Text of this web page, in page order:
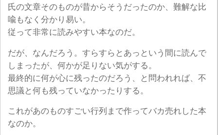
氏の文章そのものが昔からそうだったのか、難解な比
喩もなく分かり易い。
従って非常に読みやすい本なのだ。
だが、なんだろう。すらすらとあっという間に読んで
しまったが、何かが足りない気がする。
最終的に何が心に残ったのだろう、と問われれば、不
思議と何も残っていなかったりする。
これがあのものすごい行列まで作ってバカ売れした本
なのか。